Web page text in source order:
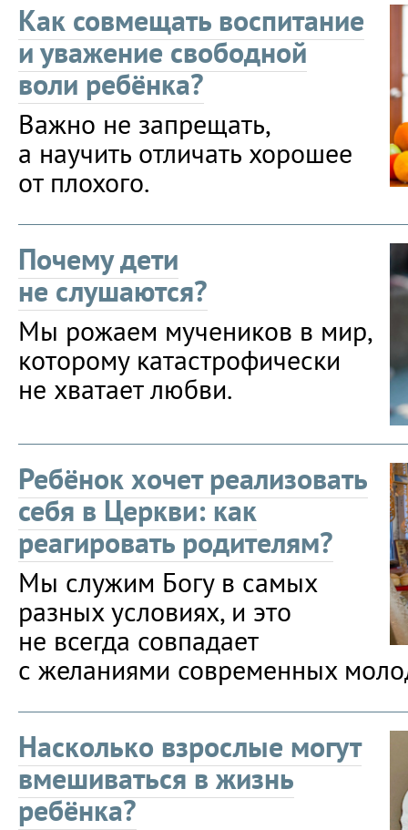
Как совмещать воспитание
и уважение свободной
воли ребёнка?
Важно не запрещать,
а научить отличать хорошее
от плохого.
Почему дети
не слушаются?
Мы рожаем мучеников в мир,
которому катастрофически
не хватает любви.
Ребёнок хочет реализовать
себя в Церкви: как
реагировать родителям?
Мы служим Богу в самых
разных условиях, и это
не всегда совпадает
с желаниями современных
Насколько взрослые могут
вмешиваться в жизнь
ребёнка?